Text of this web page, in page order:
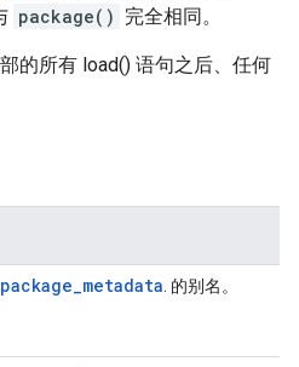
package() 完全相同。
的所有 load() 语句之后、任何
. 的别名。